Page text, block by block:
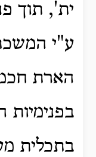
ית', תוך
ע"י
הארת
בפנימיות
בתכלית